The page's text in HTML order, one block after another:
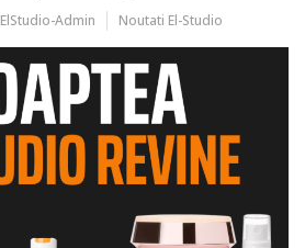
ElStudio-Admin Noutati El-Studio